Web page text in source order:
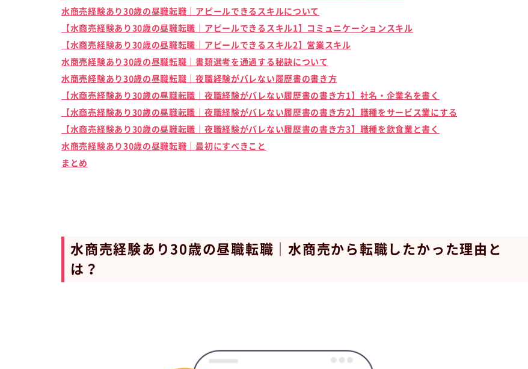
水商売経験あり30歳の昼職転職｜アピールできるスキルについて
【水商売経験あり30歳の昼職転職｜アピールできるスキル1】コミュニケーションスキル
【水商売経験あり30歳の昼職転職｜アピールできるスキル2】営業スキル
水商売経験あり30歳の昼職転職｜書類選考を通過する秘訣について
水商売経験あり30歳の昼職転職｜夜職経験がバレない履歴書の書き方
【水商売経験あり30歳の昼職転職｜夜職経験がバレない履歴書の書き方1】社名・企業名を書く
【水商売経験あり30歳の昼職転職｜夜職経験がバレない履歴書の書き方2】職種をサービス業にする
【水商売経験あり30歳の昼職転職｜夜職経験がバレない履歴書の書き方3】職種を飲食業と書く
水商売経験あり30歳の昼職転職｜最初にすべきこと
まとめ
水商売経験あり30歳の昼職転職｜水商売から転職したかった理由と
は？